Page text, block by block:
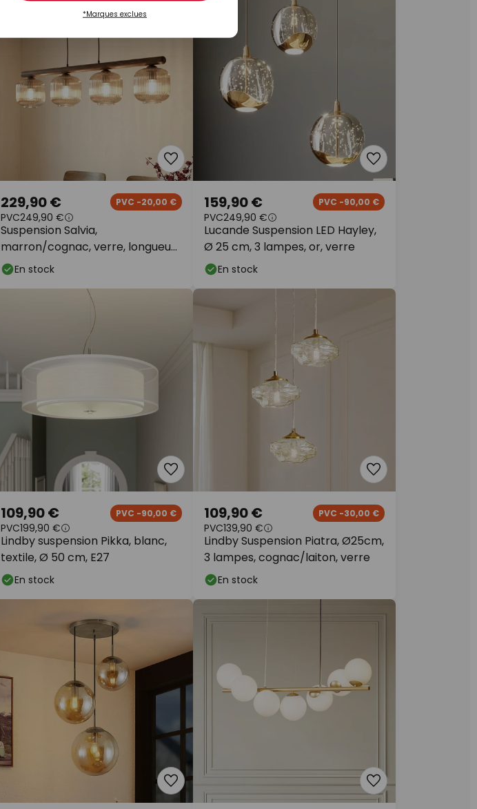
Suspension Salvia,
marron/cognac, verre, longueur
95 cm, E14
229,90 € PVC -20,00 €
PVC249,90 €
En stock
Lucande Suspension LED Hayley,
Ø 25 cm, 3 lampes, or, verre
159,90 € PVC -90,00 €
PVC249,90 €
En stock
Lindby suspension Pikka, blanc,
textile, Ø 50 cm, E27
109,90 € PVC -90,00 €
PVC199,90 €
En stock
Lindby Suspension Piatra, Ø25cm,
3 lampes, cognac/laiton, verre
109,90 € PVC -30,00 €
PVC139,90 €
En stock
*Marques exclues